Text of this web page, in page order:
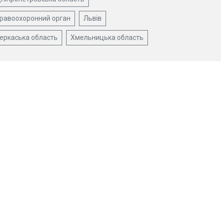
орган Львів
область Хмельницька область